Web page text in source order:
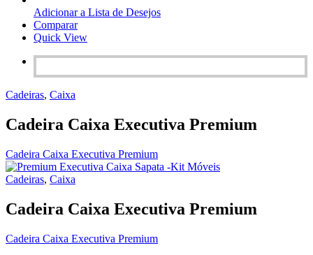
Adicionar a Lista de Desejos
Comparar
Quick View
Cadeiras, Caixa
Cadeira Caixa Executiva Premium
Cadeira Caixa Executiva Premium
Cadeiras, Caixa
Cadeira Caixa Executiva Premium
Cadeira Caixa Executiva Premium